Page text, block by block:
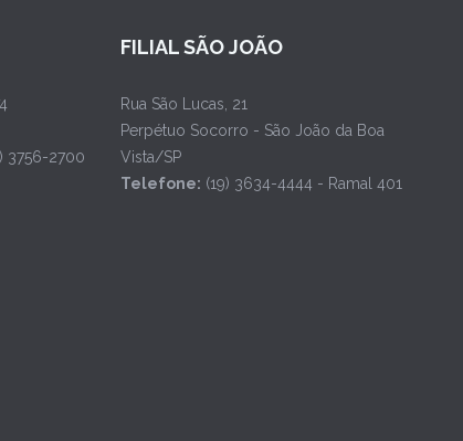
3756-2700
FILIAL SÃO JOÃO
Rua São Lucas, 21
Perpétuo Socorro - São João da Boa
Vista/SP
Telefone: (19) 3634-4444 - Ramal 401